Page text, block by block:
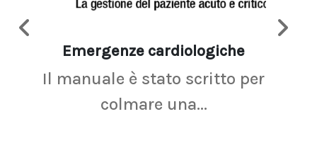
Emergenze cardiologiche
Il manuale è stato scritto per
colmare una...